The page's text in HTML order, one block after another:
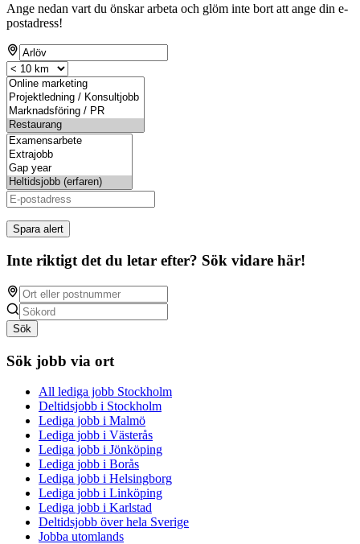
Ange nedan vart du önskar arbeta och glöm inte bort att ange din e-
postadress!
Spara alert
Inte riktigt det du letar efter? Sök vidare här!
Sök
Sök jobb via ort
All lediga jobb Stockholm
Deltidsjobb i Stockholm
Lediga jobb i Malmö
Lediga jobb i Västerås
Lediga jobb i Jönköping
Lediga jobb i Borås
Lediga jobb i Helsingborg
Lediga jobb i Linköping
Lediga jobb i Karlstad
Deltidsjobb över hela Sverige
Jobba utomlands